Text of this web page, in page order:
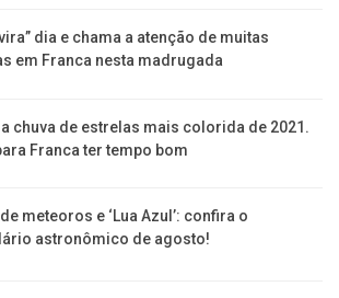
dia e chama a atenção de muitas
em Franca nesta madrugada
chuva de estrelas mais colorida de 2021.
Franca ter tempo bom
meteoros e ‘Lua Azul’: confira o
astronômico de agosto!